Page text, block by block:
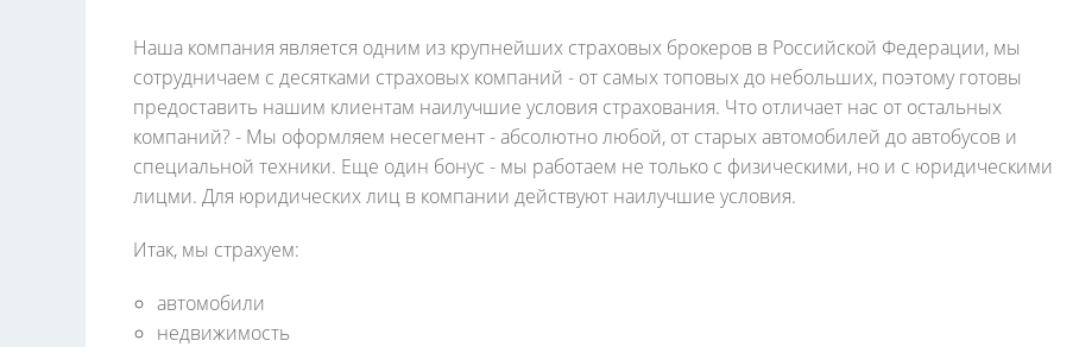
Наша компания является одним из крупнейших страховых брокеров в Российской Федерации, мы
сотрудничаем с десятками страховых компаний - от самых топовых до небольших, поэтому готовы
предоставить нашим клиентам наилучшие условия страхования. Что отличает нас от остальных
компаний? - Мы оформляем несегмент - абсолютно любой, от старых автомобилей до автобусов и
специальной техники. Еще один бонус - мы работаем не только с физическими, но и с юридическими
лицми. Для юридических лиц в компании действуют наилучшие условия.
Итак, мы страхуем:
автомобили
недвижимость